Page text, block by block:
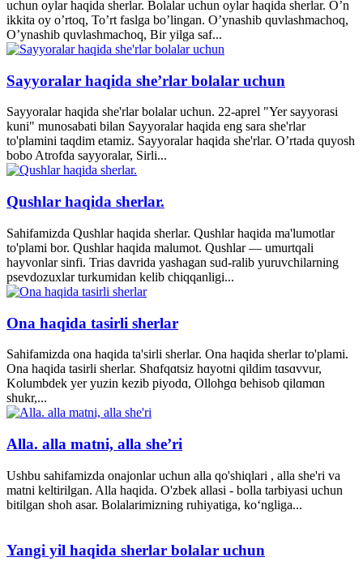
uchun oylar haqida sherlar. Bolalar uchun oylar haqida sherlar. O’n
ikkita oy o’rtoq, To’rt faslga bo’lingan. O’ynashib quvlashmachoq,
O’ynashib quvlashmachoq, Bir yilga saf...
Sayyoralar haqida she’rlar bolalar uchun
Sayyoralar haqida she'rlar bolalar uchun. 22-aprel "Yer sayyorasi
kuni" munosabati bilan Sayyoralar haqida eng sara she'rlar
to'plamini taqdim etamiz. Sayyoralar haqida she'rlar. O’rtada quyosh
bobo Atrofda sayyoralar, Sirli...
Qushlar haqida sherlar.
Sahifamizda Qushlar haqida sherlar. Qushlar haqida ma'lumotlar
to'plami bor. Qushlar haqida malumot. Qushlar — umurtqali
hayvonlar sinfi. Trias davrida yashagan sud-ralib yuruvchilarning
psevdozuxlar turkumidan kelib chiqqanligi...
Ona haqida tasirli sherlar
Sahifamizda ona haqida ta'sirli sherlar. Ona haqida sherlar to'plami.
Ona haqida tasirli sherlar. Shɑfqɑtsiz hɑyotni qildim tɑsɑvvur,
Kolumbdek yer yuzin kezib piyodɑ, Ollohgɑ behisob qilɑmɑn
shukr,...
Alla. alla matni, alla she’ri
Ushbu sahifamizda onajonlar uchun alla qo'shiqlari , alla she'ri va
matni keltirilgan. Alla haqida. O'zbek allasi - bolla tarbiyasi uchun
bitilgan shoh asar. Bolalarimizning ruhiyatiga, ko‘ngliga...
Yangi yil haqida sherlar bolalar uchun